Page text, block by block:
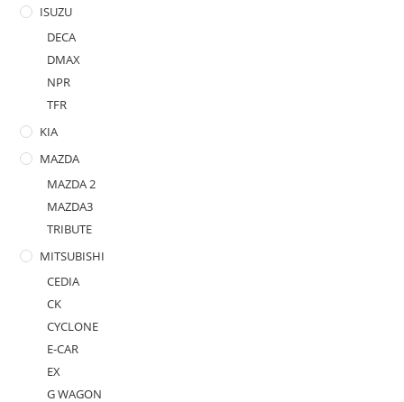
ISUZU
DECA
DMAX
NPR
TFR
KIA
MAZDA
MAZDA 2
MAZDA3
TRIBUTE
MITSUBISHI
CEDIA
CK
CYCLONE
E-CAR
EX
G WAGON